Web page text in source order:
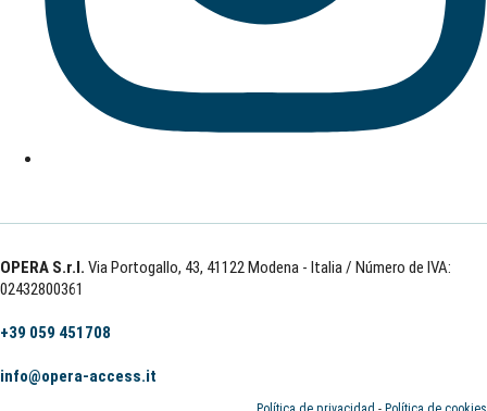
OPERA S.r.l. Via Portogallo, 43, 41122 Modena - Italia/ Número de IVA:
02432800361
+39 059 451708
info@opera-access.it